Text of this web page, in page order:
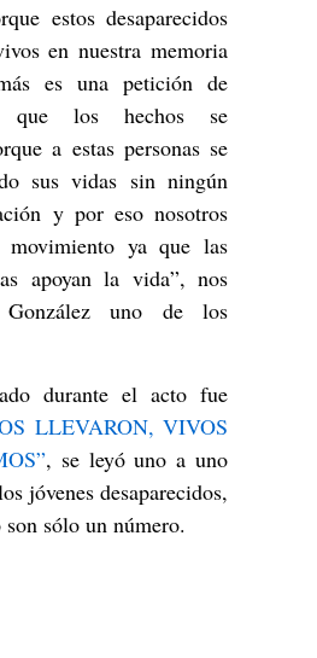
estos desaparecidos
en nuestra memoria
es una petición de
que los hechos se
a estas personas se
sus vidas sin ningún
y por eso nosotros
movimiento ya que las
apoyan la vida”, nos
uno de los
durante el acto fue
LLEVARON, VIVOS
, se leyó uno a uno
jóvenes desaparecidos,
sólo un número.